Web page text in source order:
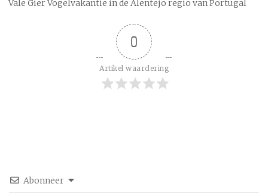
Vale Gier Vogelvakantie in de Alentejo regio van Portugal
0
Artikel waardering
Abonneer